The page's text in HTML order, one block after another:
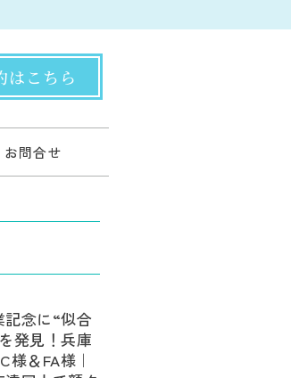
はこちら
お問合せ
記念に“似合
発見！兵庫
様＆FA様｜